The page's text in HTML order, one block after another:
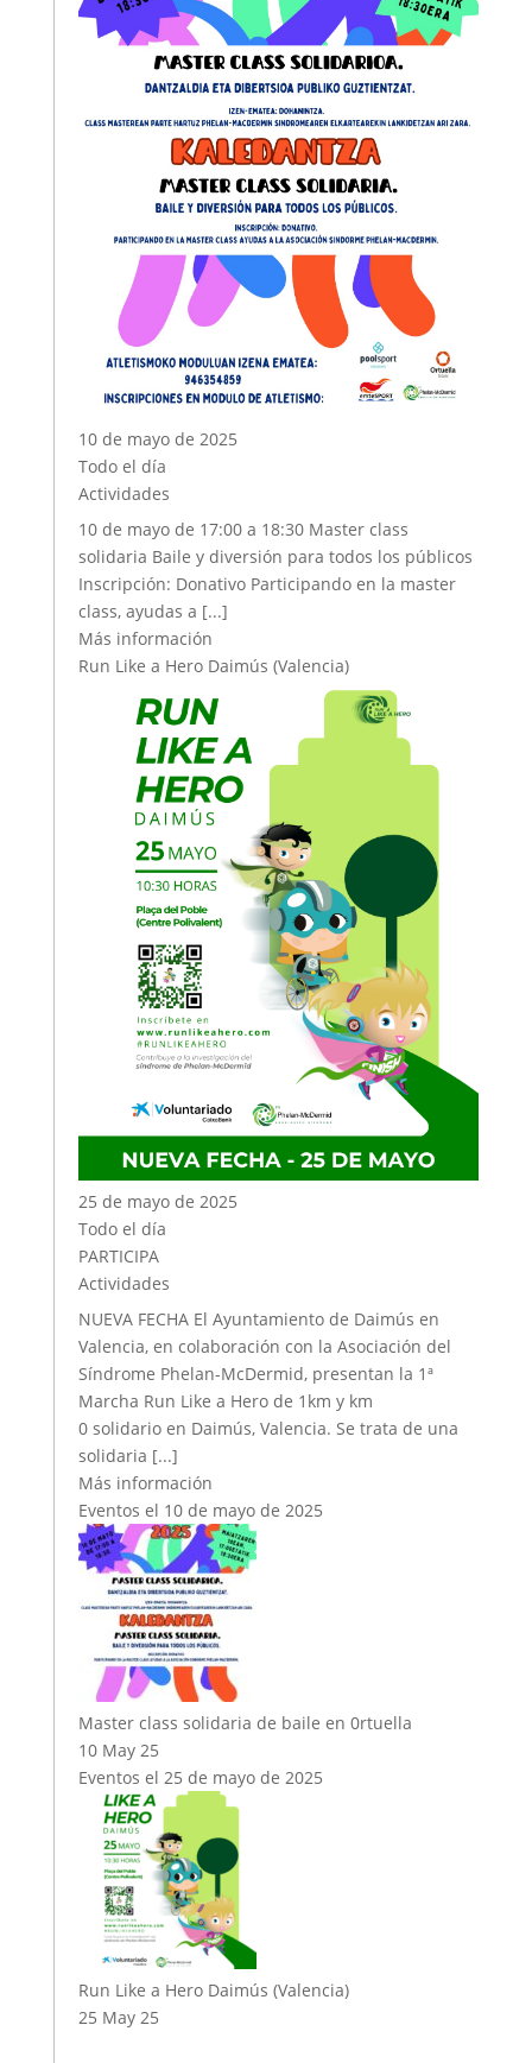
10 de mayo de 2025
Todo el día
Actividades
10 de mayo de 17:00 a 18:30 Master class
solidaria Baile y diversión para todos los públicos
Inscripción: Donativo Participando en la master
class, ayudas a [...]
Más información
Run Like a Hero Daimús (Valencia)
25 de mayo de 2025
Todo el día
PARTICIPA
Actividades
NUEVA FECHA El Ayuntamiento de Daimús en
Valencia, en colaboración con la Asociación del
Síndrome Phelan-McDermid, presentan la 1ª
Marcha Run Like a Hero de 1km y km
0 solidario en Daimús, Valencia. Se trata de una
solidaria [...]
Más información
Eventos el 10 de mayo de 2025
Master class solidaria de baile en 0rtuella
10 May 25
Eventos el 25 de mayo de 2025
Run Like a Hero Daimús (Valencia)
25 May 25